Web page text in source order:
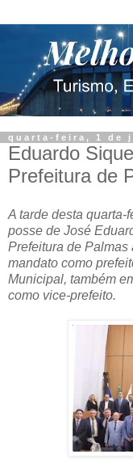
quarta-feira, 1 de
Eduardo
Prefeitura de
A tarde desta quarta-
posse de José
Prefeitura de Palmas
mandato como
Municipal, também
como vice-prefeito.